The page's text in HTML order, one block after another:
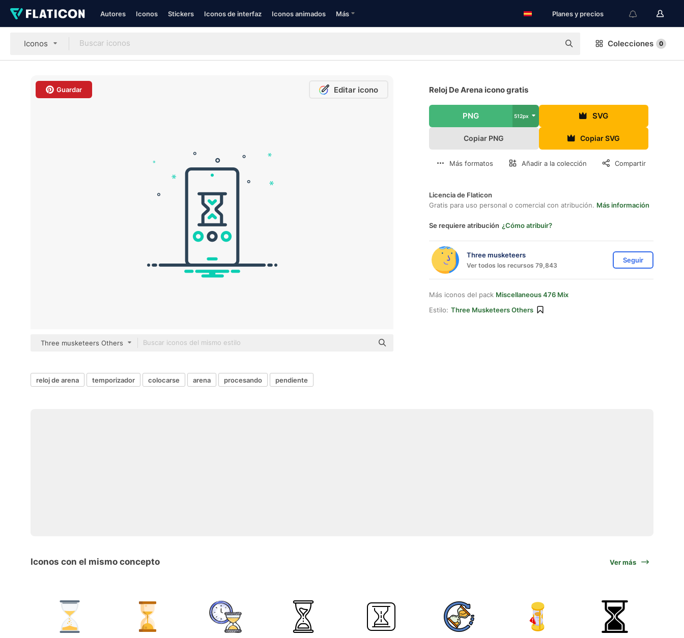
Autores Iconos Stickers Iconos de interfaz Iconos animados Más Planes y precios
Iconos Colecciones 0
Guardar Editar icono
Three musketeers Others
Reloj De Arena icono gratis
PNG 512px SVG
Copiar PNG Copiar SVG
Más formatos Añadir a la colección Compartir
Licencia de Flaticon
Gratis para uso personal o comercial con atribución. Más información
Se requiere atribución ¿Cómo atribuir?
Three musketeers
Ver todos los recursos 79,843
Seguir
Más iconos del pack Miscellaneous 476 Mix
Estilo: Three Musketeers Others
reloj de arena temporizador colocarse arena procesando pendiente
Iconos con el mismo concepto Ver más